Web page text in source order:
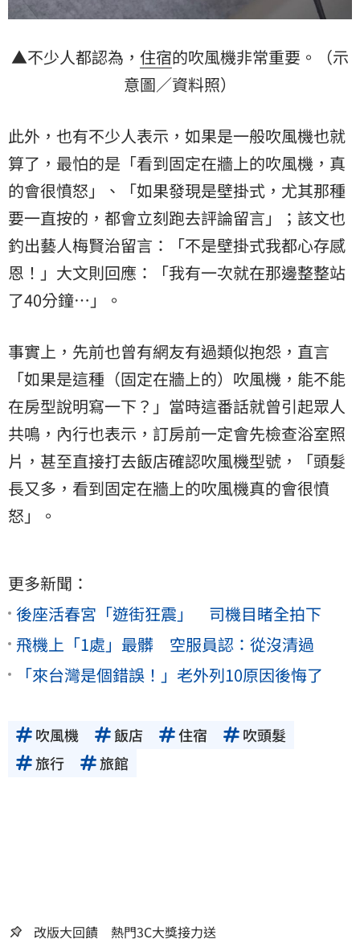
▲不少人都認為， 住宿的吹風機非常重要。（示
意圖／資料照）
此外，也有不少人表示，如果是一般吹風機也就
算了，最怕的是「看到固定在牆上的吹風機，真
的會很憤怒」、「如果發現是壁掛式，尤其那種
要一直按的，都會立刻跑去評論留言」；該文也
釣出藝人梅賢治留言：「不是壁掛式我都心存感
恩！」大文則回應：「我有一次就在那邊整整站
了40分鐘…」。
事實上，先前也曾有網友有過類似抱怨，直言
「如果是這種（固定在牆上的）吹風機，能不能
在房型說明寫一下？」當時這番話就曾引起眾人
共鳴，內行也表示，訂房前一定會先檢查浴室照
片，甚至直接打去飯店確認吹風機型號，「頭髮
長又多，看到固定在牆上的吹風機真的會很憤
怒」。
更多新聞：
後座活春宮「遊街狂震」 司機目睹全拍下
飛機上「1處」最髒 空服員認：從沒清過
「來台灣是個錯誤！」老外列10原因後悔了
吹風機 飯店 住宿
吹頭髮
旅行
旅館
改版大回饋 熱門3C大獎接力送